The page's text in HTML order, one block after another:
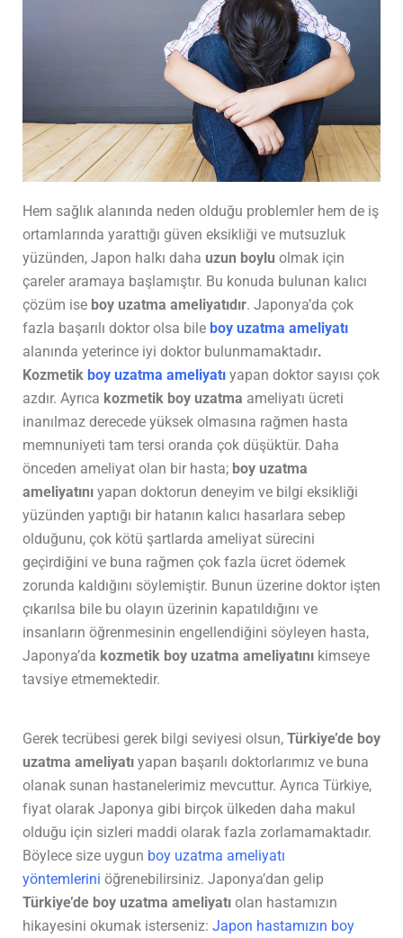
Hem sağlık alanında neden olduğu problemler hem de iş
ortamlarında yarattığı güven eksikliği ve mutsuzluk
yüzünden, Japon halkı daha uzun boylu olmak için
çareler aramaya başlamıştır. Bu konuda bulunan kalıcı
çözüm ise boy uzatma ameliyatıdır. Japonya’da çok
fazla başarılı doktor olsa bile boy uzatma ameliyatı
alanında yeterince iyi doktor bulunmamaktadır.
Kozmetik boy uzatma ameliyatı yapan doktor sayısı çok
azdır. Ayrıca kozmetik boy uzatma ameliyatı ücreti
inanılmaz derecede yüksek olmasına rağmen hasta
memnuniyeti tam tersi oranda çok düşüktür. Daha
önceden ameliyat olan bir hasta; boy uzatma
ameliyatını yapan doktorun deneyim ve bilgi eksikliği
yüzünden yaptığı bir hatanın kalıcı hasarlara sebep
olduğunu, çok kötü şartlarda ameliyat sürecini
geçirdiğini ve buna rağmen çok fazla ücret ödemek
zorunda kaldığını söylemiştir. Bunun üzerine doktor işten
çıkarılsa bile bu olayın üzerinin kapatıldığını ve
insanların öğrenmesinin engellendiğini söyleyen hasta,
Japonya’da kozmetik boy uzatma ameliyatını kimseye
tavsiye etmemektedir.
Gerek tecrübesi gerek bilgi seviyesi olsun, Türkiye’de boy
uzatma ameliyatı yapan başarılı doktorlarımız ve buna
olanak sunan hastanelerimiz mevcuttur. Ayrıca Türkiye,
fiyat olarak Japonya gibi birçok ülkeden daha makul
olduğu için sizleri maddi olarak fazla zorlamamaktadır.
Böylece size uygun boy uzatma ameliyatı
yöntemlerini öğrenebilirsiniz. Japonya’dan gelip
Türkiye’de boy uzatma ameliyatı olan hastamızın
hikayesini okumak isterseniz: Japon hastamızın boy